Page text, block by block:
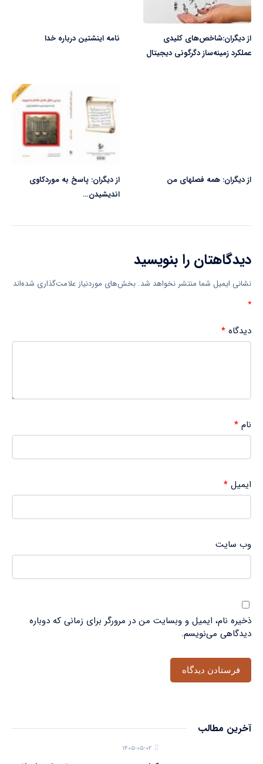
از دیگران:شاخص‏‏‌های کلیدی
عملکرد زمینه‏‏‌ساز دگرگونی دیجیتال
نامه اینشتین درباره خدا
از دیگران: همه فصلهای من
از دیگران: پاسخ به موردکاوی
اندیشیدن…
دیدگاهتان را بنویسید
نشانی ایمیل شما منتشر نخواهد شد. بخش‌های موردنیاز علامت‌گذاری شده‌اند
*
دیدگاه *
نام *
ایمیل *
وب‌ سایت
ذخیره نام، ایمیل و وبسایت من در مرورگر برای زمانی که دوباره
دیدگاهی می‌نویسم.
آخرین مطالب
۱۴۰۵-۰۵-۰۲